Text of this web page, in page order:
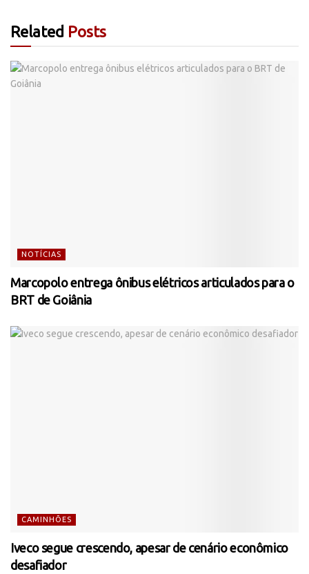
Related Posts
NOTÍCIAS
Marcopolo entrega ônibus elétricos articulados para o
BRT de Goiânia
CAMINHÕES
Iveco segue crescendo, apesar de cenário econômico
desafiador